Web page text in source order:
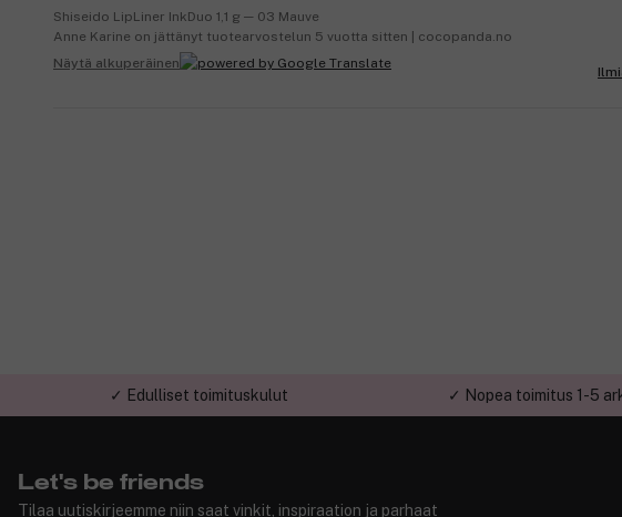
Shiseido LipLiner InkDuo 1,1 g ─ 03 Mauve
Anne Karine on jättänyt tuotearvostelun 5 vuotta sitten | cocopanda.no
Näytä alkuperäinen
✓ Edulliset toimituskulut ✓ Nopea toimitus 1-5
Let's be friends
Tilaa uutiskirjeemme niin saat vinkit, inspiraation ja parhaat